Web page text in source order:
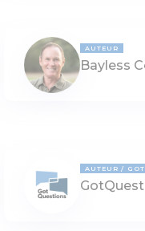
AUTEUR
Bayless
AUTEUR